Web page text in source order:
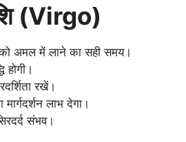
(Virgo)
अमल में लाने का सही समय।
होगी।
रखें।
लाभ देगा।
संभव।